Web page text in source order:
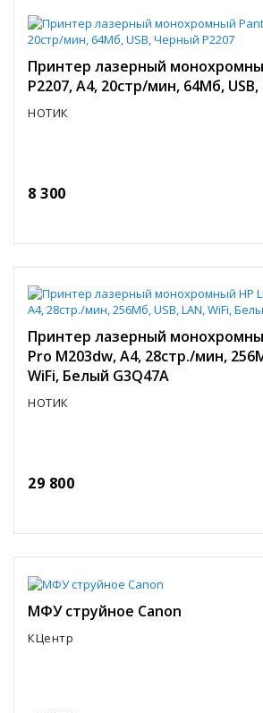
Принтер лазерный
P2207, A4, 20стр/мин, 64Мб,
НОТИК
8 300
Принтер лазерный
Pro M203dw, A4, 28стр./мин,
WiFi, Белый G3Q47A
НОТИК
29 800
МФУ струйное Canon
КЦентр